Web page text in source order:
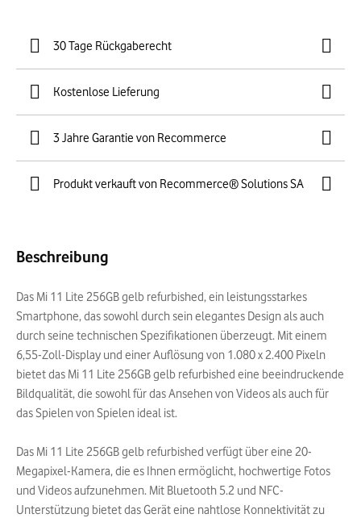
30 Tage Rückgaberecht
Kostenlose Lieferung
3 Jahre Garantie von Recommerce
Produkt verkauft von Recommerce® Solutions SA
Beschreibung
Das Mi 11 Lite 256GB gelb refurbished, ein leistungsstarkes
Smartphone, das sowohl durch sein elegantes Design als auch
durch seine technischen Spezifikationen überzeugt. Mit einem
6,55-Zoll-Display und einer Auflösung von 1.080 x 2.400 Pixeln
bietet das Mi 11 Lite 256GB gelb refurbished eine beeindruckende
Bildqualität, die sowohl für das Ansehen von Videos als auch für
das Spielen von Spielen ideal ist.
Das Mi 11 Lite 256GB gelb refurbished verfügt über eine 20-
Megapixel-Kamera, die es Ihnen ermöglicht, hochwertige Fotos
und Videos aufzunehmen. Mit Bluetooth 5.2 und NFC-
Unterstützung bietet das Gerät eine nahtlose Konnektivität zu